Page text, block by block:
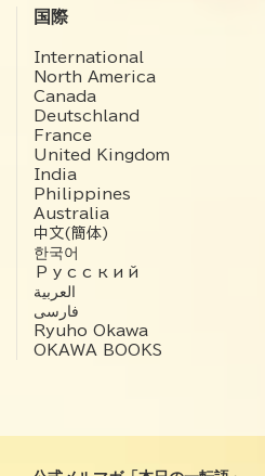
国際
International
North America
Canada
Deutschland
France
United Kingdom
India
Philippines
Australia
中文(簡体)
한국어
Русский
العربية‏
فارسی
Ryuho Okawa
OKAWA BOOKS